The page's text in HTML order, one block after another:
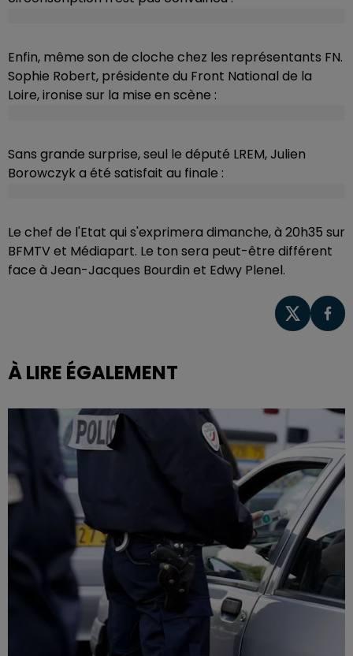
Enfin, même son de cloche chez les représentants FN.
Sophie Robert, présidente du Front National de la
Loire, ironise sur la mise en scène :
Sans grande surprise, seul le député LREM, Julien
Borowczyk a été satisfait au finale :
Le chef de l'Etat qui s'exprimera dimanche, à 20h35 sur
BFMTV et Médiapart. Le ton sera peut-être différent
face à Jean-Jacques Bourdin et Edwy Plenel.
À LIRE ÉGALEMENT